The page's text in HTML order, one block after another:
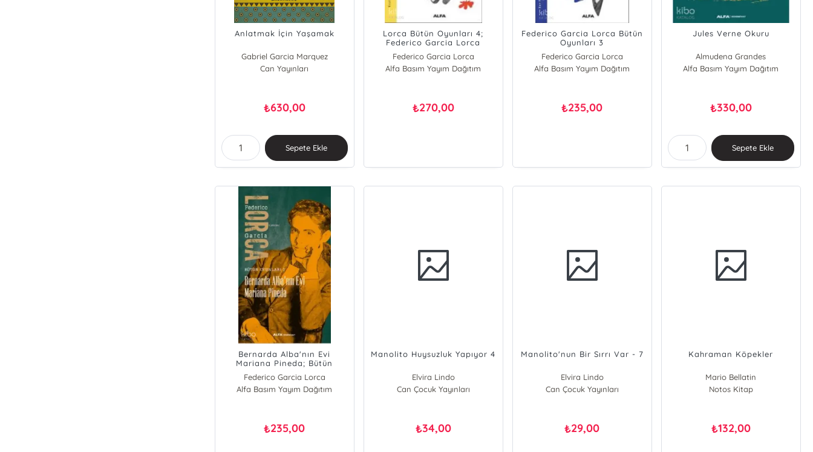
Anlatmak İçin Yaşamak
Gabriel Garcia Marquez
Can Yayınları
₺630,00
Sepete Ekle
Lorca Bütün Oyunları 4;
Federico Garcia Lorca
Federico Garcia Lorca
Alfa Basım Yayım Dağıtım
₺270,00
Federico Garcia Lorca Bütün
Oyunları 3
Federico Garcia Lorca
Alfa Basım Yayım Dağıtım
₺235,00
Jules Verne Okuru
Almudena Grandes
Alfa Basım Yayım Dağıtım
₺330,00
Sepete Ekle
Bernarda Alba'nın Evi
Mariana Pineda; Bütün
Oyunları 2
Federico Garcia Lorca
Alfa Basım Yayım Dağıtım
₺235,00
Manolito Huysuzluk Yapıyor 4
Elvira Lindo
Can Çocuk Yayınları
₺34,00
Manolito'nun Bir Sırrı Var - 7
Elvira Lindo
Can Çocuk Yayınları
₺29,00
Kahraman Köpekler
Mario Bellatin
Notos Kitap
₺132,00